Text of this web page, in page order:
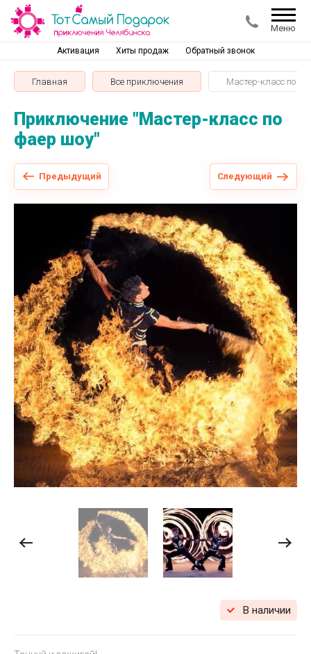
Меню
Активация Хиты продаж Обратный звонок
Главная Все приключения Мастер-класс по
Приключение "Мастер-класс по
фаер шоу"
Предыдущий Следующий
В наличии